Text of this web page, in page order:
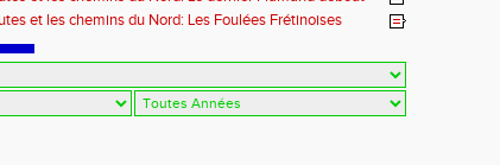
et les chemins du Nord: Les Foulées Frétinoises